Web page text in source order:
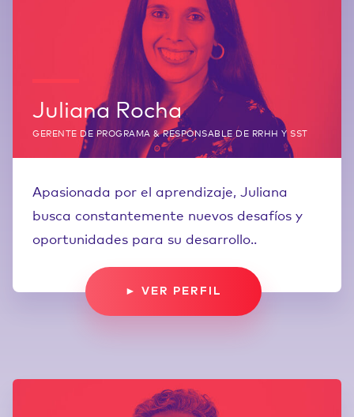
Juliana Rocha
GERENTE DE PROGRAMA & RESPONSABLE DE RRHH Y SST
Apasionada por el aprendizaje, Juliana
busca constantemente nuevos desafíos y
oportunidades para su desarrollo..
► VER PERFIL